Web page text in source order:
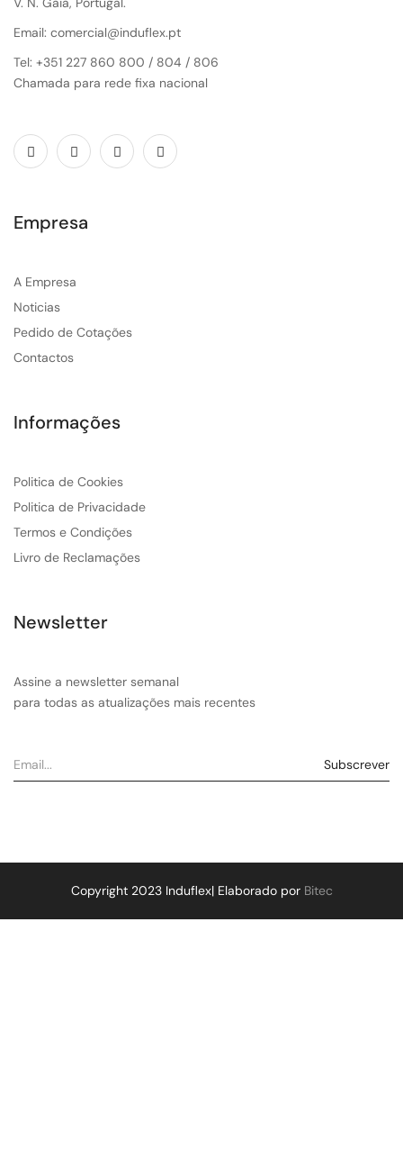
Email: comercial@induflex.pt
Tel: +351 227 860 800 / 804 / 806
Chamada para rede fixa nacional
Empresa
A Empresa
Noticias
Pedido de Cotações
Contactos
Informações
Politica de Cookies
Politica de Privacidade
Termos e Condições
Livro de Reclamações
Newsletter
Assine a newsletter semanal
para todas as atualizações mais recentes
Copyright 2023 Induflex| Elaborado por Bitec